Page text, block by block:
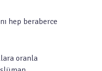
hep beraberce
oranla